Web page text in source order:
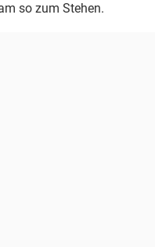
so zum Stehen.